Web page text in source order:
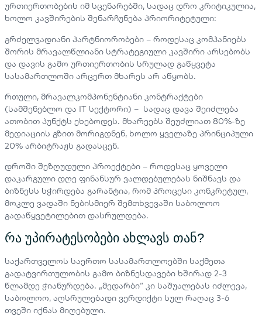
ურთიერთობების იმ სცენარებში, სადაც დრო კრიტიკულია,
ხოლო კავშირების შენარჩუნება პრიორიტეტული:
გრძელვადიანი პარტნიორობები – როდესაც კომპანიებს
შორის მრავალწლიანი სტრატეგიული კავშირი არსებობს
და დავის გამო ურთიერთობის სრულად გაწყვეტა
სასამართლოში არცერთ მხარეს არ აწყობს.
რთული, მრავალკომპონენტიანი კონტრაქტები
(სამშენებლო და IT სექტორი) – სადაც დავა შეიძლება
ათობით პუნქტს ეხებოდეს. მხარეებს შეუძლიათ 80%-ზე
მედიაციის გზით მორიგდნენ, ხოლო ყველაზე პრინციპული
20% არბიტრაჟს გადასცენ.
დროში შეზღუდული პროექტები – როდესაც ყოველი
დაკარგული დღე ფინანსურ ვალდებულებას ნიშნავს და
ბიზნესს სჭირდება გარანტია, რომ პროცესი კონკრეტულ,
მოკლე ვადაში ნებისმიერ შემთხვევაში საბოლოო
გადაწყვეტილებით დასრულდება.
რა უპირატესობები ახლავს თან?
საქართველოს საერთო სასამართლოებში საქმეთა
გადატვირთულობის გამო ბიზნესდავები ხშირად 2-3
წლამდე ჭიანურდება. „მედარბი“ კი საშუალებას იძლევა,
საბოლოო, აღსრულებადი ვერდიქტი სულ რაღაც 3-6
თვეში იქნას მიღებული.